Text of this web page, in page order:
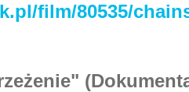
film/80535/